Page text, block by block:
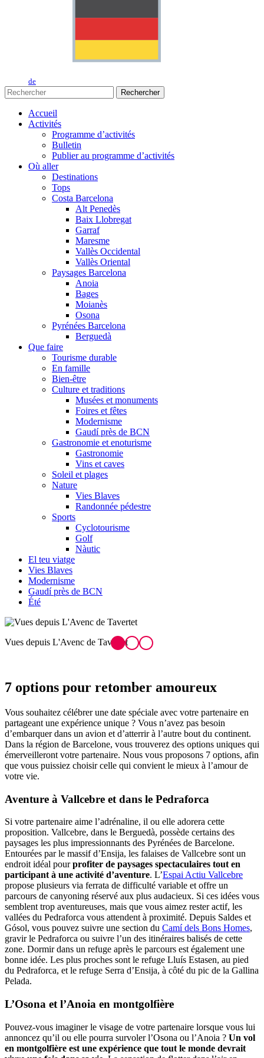
de
Rechercher
Accueil
Activités
Programme d’activités
Bulletin
Publier au programme d’activités
Où aller
Destinations
Tops
Costa Barcelona
Alt Penedès
Baix Llobregat
Garraf
Maresme
Vallès Occidental
Vallès Oriental
Paysages Barcelona
Anoia
Bages
Moianès
Osona
Pyrénées Barcelona
Berguedà
Que faire
Tourisme durable
En famille
Bien-être
Culture et traditions
Musées et monuments
Foires et fêtes
Modernisme
Gaudí près de BCN
Gastronomie et enoturisme
Gastronomie
Vins et caves
Soleil et plages
Nature
Vies Blaves
Randonnée pédestre
Sports
Cyclotourisme
Golf
Nàutic
El teu viatge
Vies Blaves
Modernisme
Gaudí près de BCN
Été
Espai Cel à Caldes de Montbui
7 options pour retomber amoureux
Vous souhaitez célébrer une date spéciale avec votre partenaire en
partageant une expérience unique ? Vous n’avez pas besoin
d’embarquer dans un avion et d’atterrir à l’autre bout du continent.
Dans la région de Barcelone, vous trouverez des options uniques qui
émerveilleront votre partenaire. Nous vous proposons 7 options, afin
que vous puissiez choisir celle qui convient le mieux à l’amour de
votre vie.
Aventure à Vallcebre et dans le Pedraforca
Si votre partenaire aime l’adrénaline, il ou elle adorera cette
proposition. Vallcebre, dans le Berguedà, possède certains des
paysages les plus impressionnants des Pyrénées de Barcelone.
Entourées par le massif d’Ensija, les falaises de Vallcebre sont un
endroit idéal pourprofiter de paysages spectaculaires tout en
participant à une activité d’aventure. L’Espai Actiu Vallcebre
propose plusieurs via ferrata de difficulté variable et offre un
parcours de canyoning réservé aux plus audacieux. Si ces idées vous
semblent trop aventureuses, mais que vous aimez rester actif, les
vallées du Pedraforca vous attendent à proximité. Depuis Saldes et
Gósol, vous pouvez suivre une section du Camí dels Bons Homes,
gravir le Pedraforca ou suivre l’un des itinéraires balisés de cette
zone. Dormir dans un refuge après le parcours est également une
bonne idée. Les plus proches sont le refuge Lluís Estasen, au pied
du Pedraforca, et le refuge Serra d’Ensija, à côté du pic de la Gallina
Pelada.
L’Osona et l’Anoia en montgolfière
Pouvez-vous imaginer le visage de votre partenaire lorsque vous lui
annoncez qu’il ou elle pourra survoler l’Osona ou l’Anoia ? Un vol
en montgolfière est une expérience que tout le monde devrait